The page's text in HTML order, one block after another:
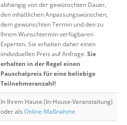
abhängig von der gewünschten Dauer,
den inhaltlichen Anpassungswünschen,
dem gewünschten Termin und den zu
Ihrem Wunschtermin verfügbaren
Experten. Sie erhalten daher einen
iindviduellen Preis auf Anfrage.Sie
erhalten in der Regel einen
Pauschalpreis für eine beliebige
Teilnehmeranzahl!
In Ihrem Hause (In-House-Veranstaltung)
oder als Online-Maßnahme